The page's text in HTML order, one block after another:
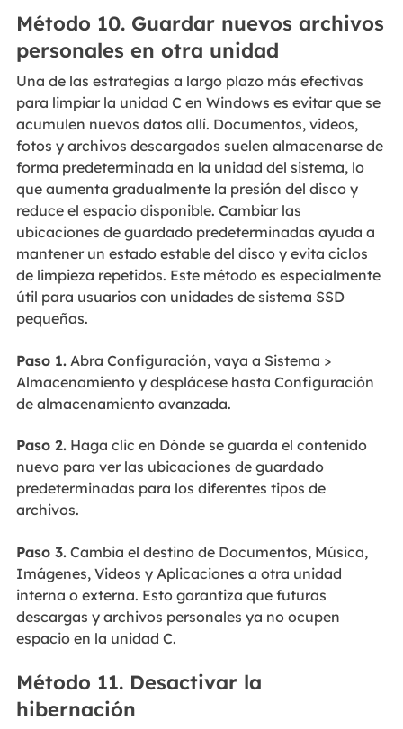
Método 10. Guardar nuevos archivos
personales en otra unidad
Una de las estrategias a largo plazo más efectivas
para limpiar la unidad C en Windows es evitar que se
acumulen nuevos datos allí. Documentos, videos,
fotos y archivos descargados suelen almacenarse de
forma predeterminada en la unidad del sistema, lo
que aumenta gradualmente la presión del disco y
reduce el espacio disponible. Cambiar las
ubicaciones de guardado predeterminadas ayuda a
mantener un estado estable del disco y evita ciclos
de limpieza repetidos. Este método es especialmente
útil para usuarios con unidades de sistema SSD
pequeñas.
Paso 1.Abra Configuración, vaya a Sistema >
Almacenamiento y desplácese hasta Configuración
de almacenamiento avanzada.
Paso 2.Haga clic en Dónde se guarda el contenido
nuevo para ver las ubicaciones de guardado
predeterminadas para los diferentes tipos de
archivos.
Paso 3.Cambia el destino de Documentos, Música,
Imágenes, Videos y Aplicaciones a otra unidad
interna o externa. Esto garantiza que futuras
descargas y archivos personales ya no ocupen
espacio en la unidad C.
Método 11. Desactivar la
hibernación